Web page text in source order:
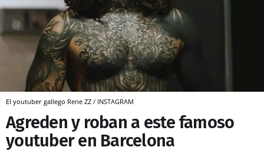
El youtuber gallego Rene ZZ / INSTAGRAM
Agreden y roban a este famoso
youtuber en Barcelona